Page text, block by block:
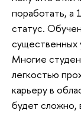
поработать, а
статус.
существенных
Многие
легкостью
карьеру в
будет сложно,